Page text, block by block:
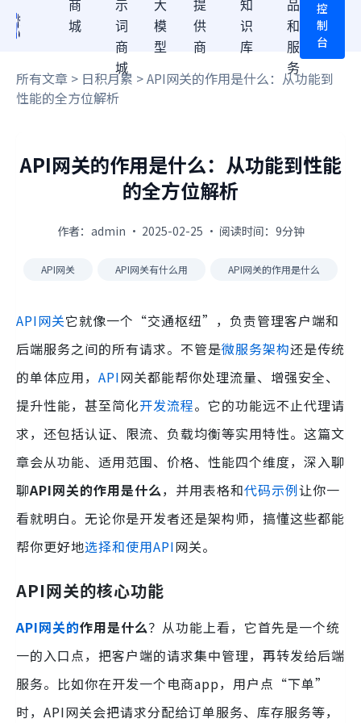
商
城
示
词
商
城
大
模
型
提
供
商
知
识
库
品
和
服
务
控
制
台
所有文章 > 日积月累 > API网关的作用是什么：从功能到
性能的全方位解析
API网关的作用是什么：从功能到性能
的全方位解析
作者：admin · 2025-02-25 · 阅读时间：9分钟
API网关 API网关有什么用 API网关的作用是什么
API网关它就像一个“交通枢纽”，负责管理客户端和
后端服务之间的所有请求。不管是微服务架构还是传统
的单体应用， API网关都能帮你处理流量、增强安全、
提升性能，甚至简化开发流程。它的功能远不止代理请
求，还包括认证、限流、负载均衡等实用特性。这篇文
章会从功能、适用范围、价格、性能四个维度，深入聊
聊API网关的作用是什么，并用表格和代码示例让你一
看就明白。无论你是开发者还是架构师，搞懂这些都能
帮你更好地选择和使用API网关。
API网关的核心功能
API网关的作用是什么？从功能上看，它首先是一个统
一的入口点，把客户端的请求集中管理，再转发给后端
服务。比如你在开发一个电商app，用户点“下单”
时，API网关会把请求分配给订单服务、库存服务等，